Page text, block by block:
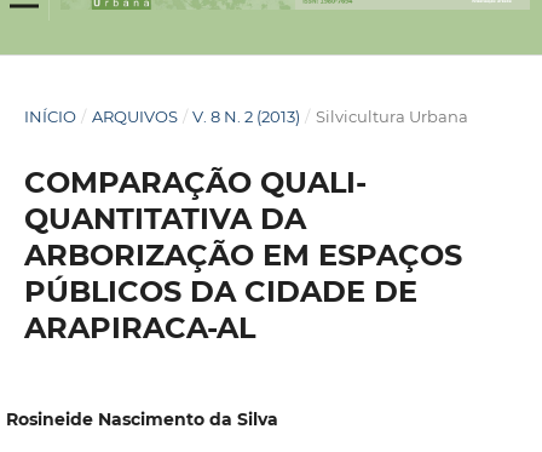
INÍCIO / ARQUIVOS / V. 8 N. 2 (2013) / Silvicultura Urbana
COMPARAÇÃO QUALI-
QUANTITATIVA DA
ARBORIZAÇÃO EM ESPAÇOS
PÚBLICOS DA CIDADE DE
ARAPIRACA-AL
Rosineide Nascimento da Silva